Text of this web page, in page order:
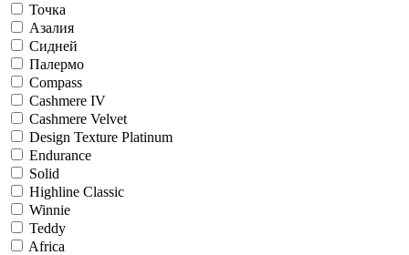
Точка
Азалия
Сидней
Палермо
Compass
Cashmere IV
Cashmere Velvet
Design Texture Platinum
Endurance
Solid
Highline Classic
Winnie
Teddy
Africa